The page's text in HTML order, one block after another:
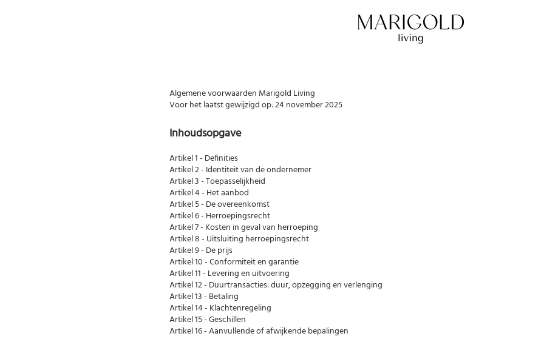
Algemene voorwaarden Marigold Living
Voor het laatst gewijzigd op: 24 november 2025
Inhoudsopgave
Artikel 1 - Definities
Artikel 2 - Identiteit van de ondernemer
Artikel 3 - Toepasselijkheid
Artikel 4 - Het aanbod
Artikel 5 - De overeenkomst
Artikel 6 - Herroepingsrecht
Artikel 7 - Kosten in geval van herroeping
Artikel 8 - Uitsluiting herroepingsrecht
Artikel 9 - De prijs
Artikel 10 - Conformiteit en garantie
Artikel 11 - Levering en uitvoering
Artikel 12 - Duurtransacties: duur, opzegging en verlenging
Artikel 13 - Betaling
Artikel 14 - Klachtenregeling
Artikel 15 - Geschillen
Artikel 16 - Aanvullende of afwijkende bepalingen